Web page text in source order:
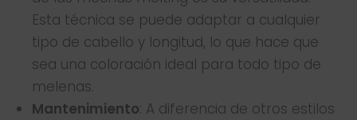
Esta técnica se puede adaptar a cualquier
tipo de cabello y longitud, lo que hace que
sea una coloración ideal para todo tipo de
melenas.
Mantenimiento: A diferencia de otros estilos